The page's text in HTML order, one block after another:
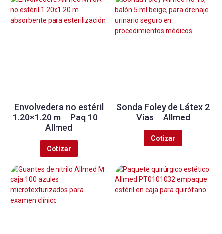
Envolvedera no estéril
1.20×1.20 m – Paq 10 –
Allmed
Cotizar
Sonda Foley de Látex 2
Vías – Allmed
Cotizar